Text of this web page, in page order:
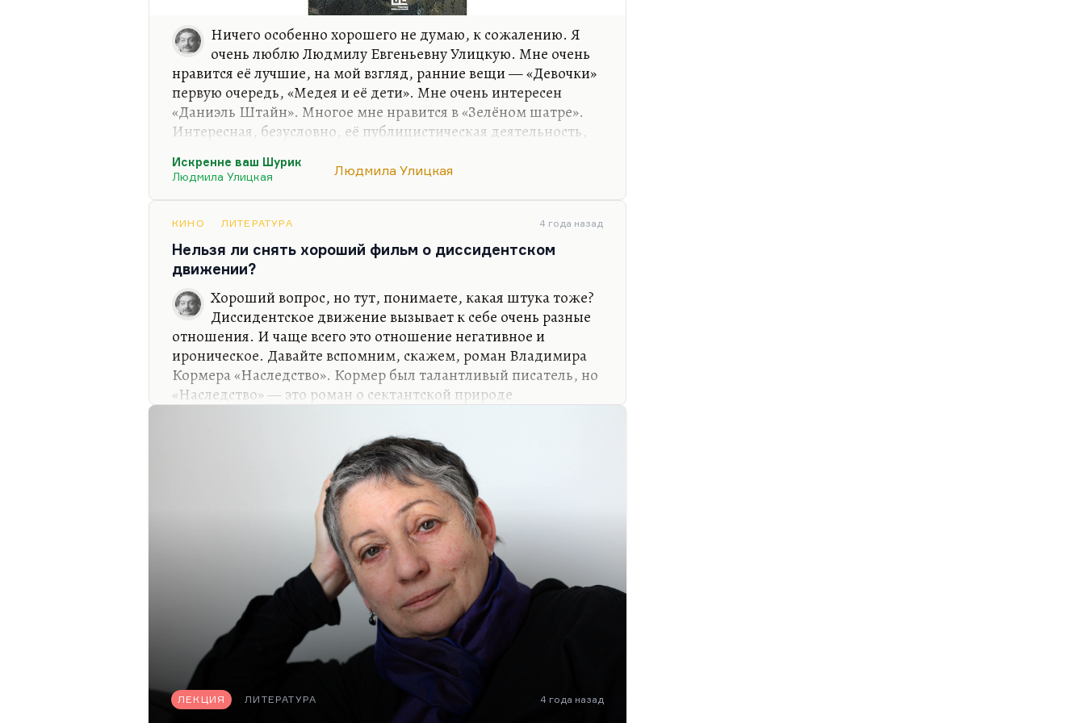
Ничего особенно хорошего не думаю, к сожалению. Я
очень люблю Людмилу Евгеньевну Улицкую. Мне очень
нравится её лучшие, на мой взгляд, ранние вещи — «Девочки»
первую очередь, «Медея и её дети». Мне очень интересен
«Даниэль Штайн». Многое мне нравится в «Зелёном шатре».
Интересная, безусловно, её публицистическая деятельность,
— это те тексты, которые мне кажутся более близкими к
попсе, если угодно. Хотя, может быть, я чего-то
больше всего в «Казусе Кукоцкого» — вторую часть, вот эту
сюрреалистическую.
Искренне ваш Шурик
Людмила Улицкая
Людмила Улицкая
КИНО ЛИТЕРАТУРА 4 года назад
Нельзя ли снять хороший фильм о диссидентском
движении?
Хороший вопрос, но тут, понимаете, какая штука тоже?
Диссидентское движение вызывает к себе очень разные
отношения. И чаще всего это отношение негативное и
ироническое. Давайте вспомним, скажем, роман Владимира
Кормера «Наследство». Кормер был талантливый писатель, но
«Наследство» — это роман о сектантской природе
возникают, о диком самомнении, о невежестве диссидентов.
Диссиденты сами отличались довольно большой
самоиронией. Вспомните кимовские песенки типа «Блатной
Покамест мы статую выбирали,
Где лозунги сподручней раскидать,
Они у нас на хате побывали,
Три доллара засунув под…
ЛЕКЦИЯ ЛИТЕРАТУРА 4 года назад